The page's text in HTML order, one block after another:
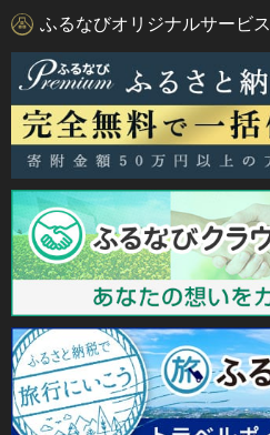
ふるなびオリジナルサービス